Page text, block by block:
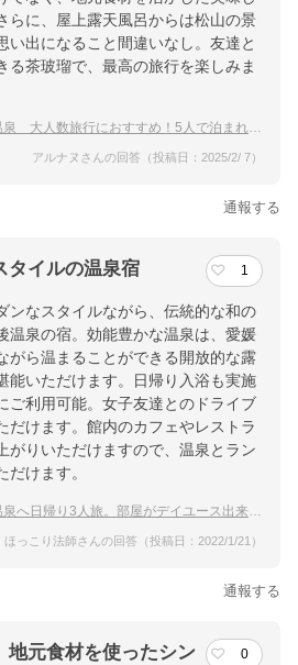
らに、屋上露天風呂からは松山の景
い出になること間違いなし。友達と
る茶玻瑠で、最高の旅行を楽しみま
大人数旅行におすすめ！5人で泊まれる温泉宿
アルナヌさんの回答（投稿日：2025/2/ 7）
通報する
タイルの温泉宿 1
ンなスタイルながら、伝統的な和の
温泉の宿。効能豊かな温泉は、愛媛
がら温まることができる開放的な露
能いただけます。日帰り入浴も実施
ご利用可能。女子友達とのドライブ
だけます。館内のカフェやレストラ
がりいただけますので、温泉とラン
けます。
日帰り3人旅。部屋がデイユース出来る温泉宿を教えて。
ほっこり法師さんの回答（投稿日：2022/1/21）
通報する
地元食材を使ったシン
0